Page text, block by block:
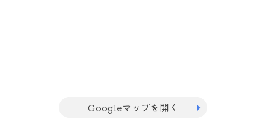
Googleマップを開く